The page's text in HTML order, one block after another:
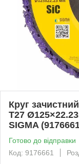
Круг
Т27
SIGMA
Готово до відправки
Код: 9176661